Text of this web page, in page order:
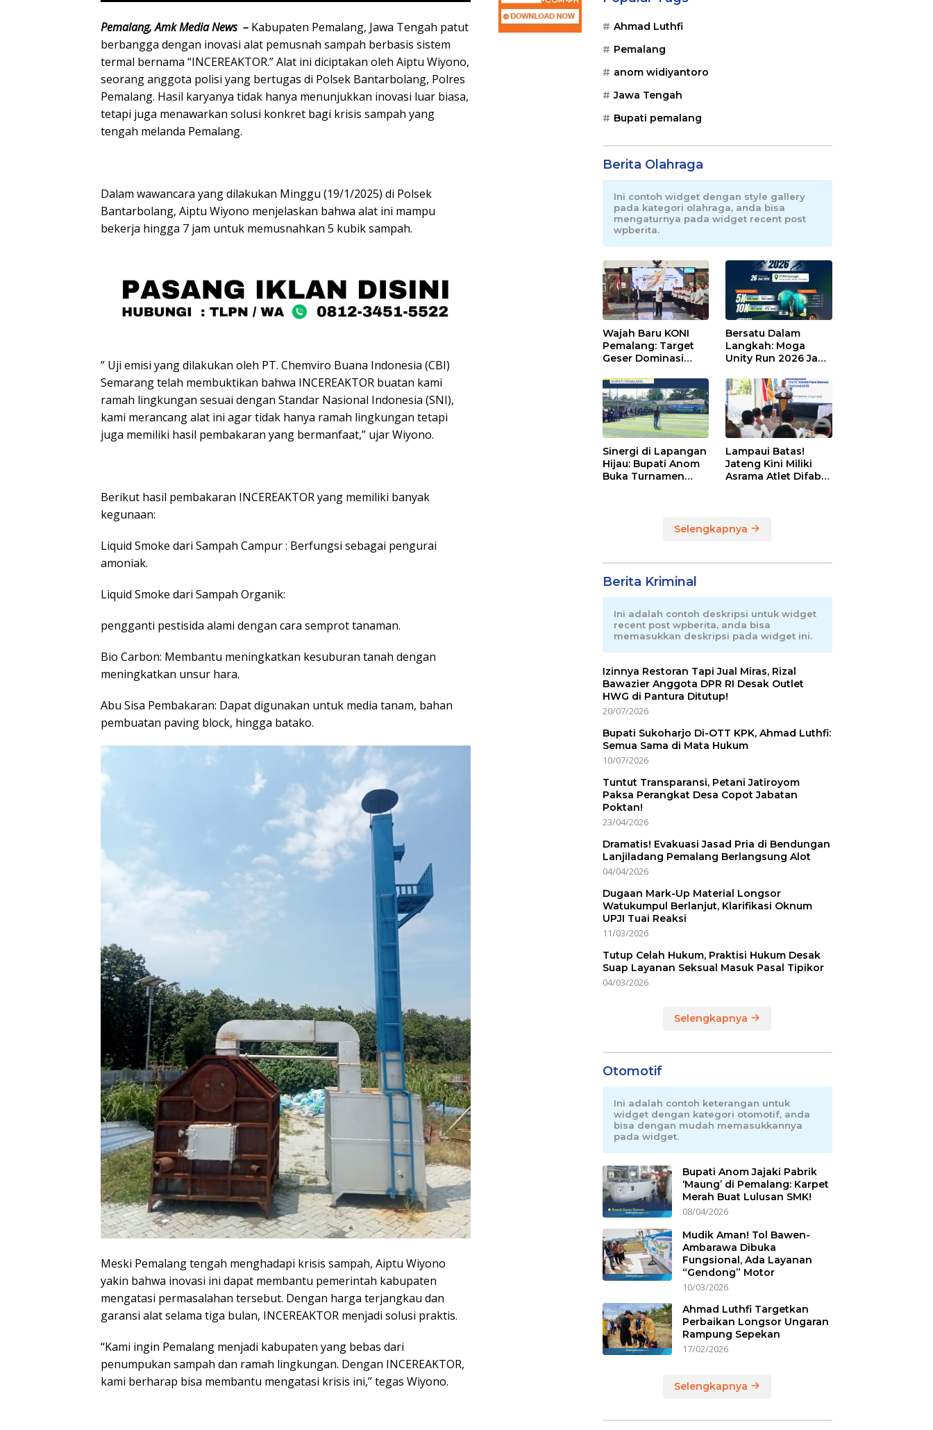
Pemalang, Amk Media News – Kabupaten Pemalang, Jawa Tengah patut
berbangga dengan inovasi alat pemusnah sampah berbasis sistem
termal bernama “INCEREAKTOR.” Alat ini diciptakan oleh Aiptu Wiyono,
seorang anggota polisi yang bertugas di Polsek Bantarbolang, Polres
Pemalang. Hasil karyanya tidak hanya menunjukkan inovasi luar biasa,
tetapi juga menawarkan solusi konkret bagi krisis sampah yang
tengah melanda Pemalang.
Dalam wawancara yang dilakukan Minggu (19/1/2025) di Polsek
Bantarbolang, Aiptu Wiyono menjelaskan bahwa alat ini mampu
bekerja hingga 7 jam untuk memusnahkan 5 kubik sampah.
” Uji emisi yang dilakukan oleh PT. Chemviro Buana Indonesia (CBI)
Semarang telah membuktikan bahwa INCEREAKTOR buatan kami
ramah lingkungan sesuai dengan Standar Nasional Indonesia (SNI),
kami merancang alat ini agar tidak hanya ramah lingkungan tetapi
juga memiliki hasil pembakaran yang bermanfaat,” ujar Wiyono.
Berikut hasil pembakaran INCEREAKTOR yang memiliki banyak
kegunaan:
Liquid Smoke dari Sampah Campur : Berfungsi sebagai pengurai
amoniak.
Liquid Smoke dari Sampah Organik:
pengganti pestisida alami dengan cara semprot tanaman.
Bio Carbon: Membantu meningkatkan kesuburan tanah dengan
meningkatkan unsur hara.
Abu Sisa Pembakaran: Dapat digunakan untuk media tanam, bahan
pembuatan paving block, hingga batako.
Meski Pemalang tengah menghadapi krisis sampah, Aiptu Wiyono
yakin bahwa inovasi ini dapat membantu pemerintah kabupaten
mengatasi permasalahan tersebut. Dengan harga terjangkau dan
garansi alat selama tiga bulan, INCEREAKTOR menjadi solusi praktis.
“Kami ingin Pemalang menjadi kabupaten yang bebas dari
penumpukan sampah dan ramah lingkungan. Dengan INCEREAKTOR,
kami berharap bisa membantu mengatasi krisis ini,” tegas Wiyono.
Ahmad Luthfi
Pemalang
anom widiyantoro
Jawa Tengah
Bupati pemalang
Berita Olahraga
Ini contoh widget dengan style gallery
pada kategori olahraga, anda bisa
mengaturnya pada widget recent post
wpberita.
Wajah Baru KONI
Pemalang: Target
Geser Dominasi
Bersatu Dalam
Langkah: Moga
Unity Run 2026 Jadi
Olahraga Pemalang
Sinergi di Lapangan
Hijau: Bupati Anom
Buka Turnamen
Lampaui Batas!
Jateng Kini Miliki
Asrama Atlet Difabel
Selengkapnya
Berita Kriminal
Ini adalah contoh deskripsi untuk widget
recent post wpberita, anda bisa
memasukkan deskripsi pada widget ini.
Izinnya Restoran Tapi Jual Miras, Rizal
Bawazier Anggota DPR RI Desak Outlet
HWG di Pantura Ditutup!
20/07/2026
Bupati Sukoharjo Di-OTT KPK, Ahmad Luthfi:
Semua Sama di Mata Hukum
10/07/2026
Tuntut Transparansi, Petani Jatiroyom
Paksa Perangkat Desa Copot Jabatan
Poktan!
23/04/2026
Dramatis! Evakuasi Jasad Pria di Bendungan
Lanjiladang Pemalang Berlangsung Alot
04/04/2026
Dugaan Mark-Up Material Longsor
Watukumpul Berlanjut, Klarifikasi Oknum
UPJI Tuai Reaksi
11/03/2026
Tutup Celah Hukum, Praktisi Hukum Desak
Suap Layanan Seksual Masuk Pasal Tipikor
04/03/2026
Selengkapnya
Otomotif
Ini adalah contoh keterangan untuk
widget dengan kategori otomotif, anda
bisa dengan mudah memasukkannya
pada widget.
Bupati Anom Jajaki Pabrik
‘Maung’ di Pemalang: Karpet
Merah Buat Lulusan SMK!
08/04/2026
Mudik Aman! Tol Bawen-
Ambarawa Dibuka
Fungsional, Ada Layanan
“Gendong” Motor
10/03/2026
Ahmad Luthfi Targetkan
Perbaikan Longsor Ungaran
Rampung Sepekan
17/02/2026
Selengkapnya